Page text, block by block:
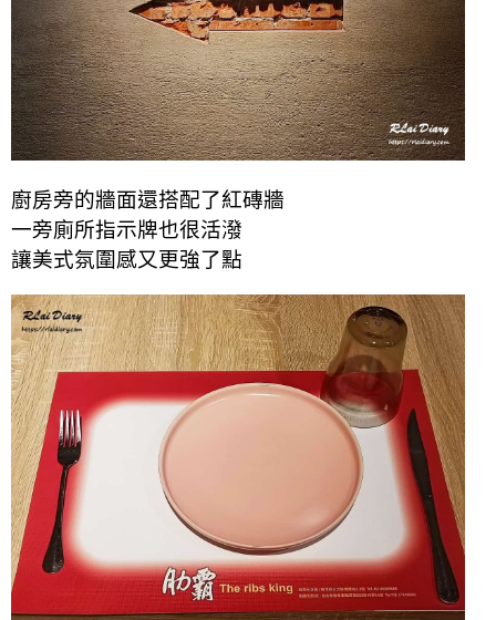
廚房旁的牆面還搭配了紅磚牆
一旁廁所指示牌也很活潑
讓美式氛圍感又更強了點